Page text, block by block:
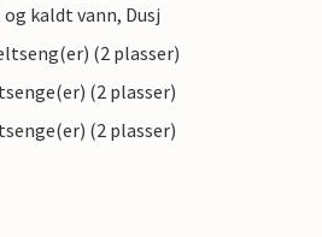
kaldt vann, Dusj
(2 plasser)
(2 plasser)
(2 plasser)